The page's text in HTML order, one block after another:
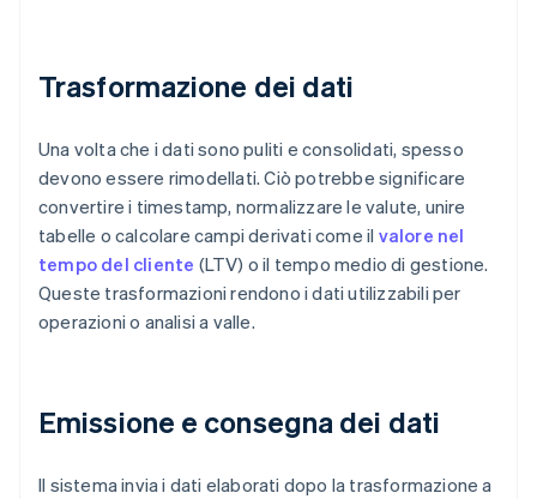
Trasformazione dei dati
Una volta che i dati sono puliti e consolidati, spesso
devono essere rimodellati. Ciò potrebbe significare
convertire i timestamp, normalizzare le valute, unire
tabelle o calcolare campi derivati come il valore nel
tempo del cliente (LTV) o il tempo medio di gestione.
Queste trasformazioni rendono i dati utilizzabili per
operazioni o analisi a valle.
Emissione e consegna dei dati
Il sistema invia i dati elaborati dopo la trasformazione a